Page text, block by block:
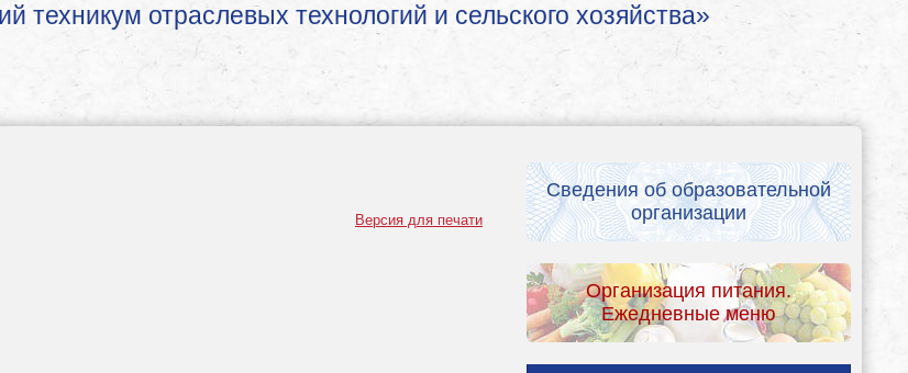
техникум отраслевых технологий и сельского хозяйства»
Версия для печати
Сведения об образовательной
организации
Организация питания.
Ежедневные меню